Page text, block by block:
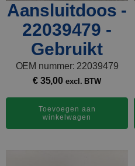
Aansluitdoos -
22039479 -
Gebruikt
OEM nummer: 22039479
€35,00 excl. BTW
Toevoegen aan
winkelwagen